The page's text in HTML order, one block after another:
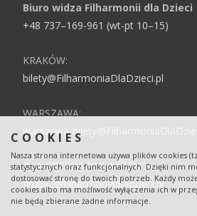
COOKIES
Nasza strona internetowa używa plików cookies
statystycznych oraz funkcjonalnych. Dzięki nim
dostosować stronę do twoich potrzeb. Każdy
cookies albo ma możliwość wyłączenia ich w
nie będą zbierane żadne informacje.
Biuro widza Filharmonii dla Dzieci
+48 737–169-961 (wt-pt 10–15)
KRAKÓW:
bilety@FilharmoniaDlaDzieci.pl
WARSZAWA:
warszawa-
DLA PRZEDSZKOLI I SZKÓŁ:
grupy2@filharmoniadladzieci.pl